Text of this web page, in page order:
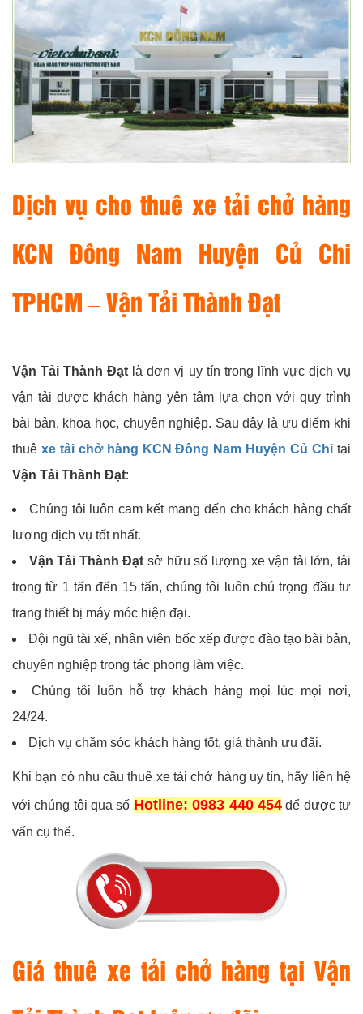
Dịch vụ cho thuê xe tải chở hàng
KCN Đông Nam Huyện Củ Chi
TPHCM –Vận Tải Thành Đạt
Vận Tải Thành Đạt là đơn vị uy tín trong lĩnh vực dịch vụ
vận tải được khách hàng yên tâm lựa chọn với quy trình
bài bản, khoa học, chuyên nghiệp. Sau đây là ưu điểm khi
thuê xe tải chở hàng KCN Đông Nam Huyện Củ Chi tại
Vận Tải Thành Đạt:
Chúng tôi luôn cam kết mang đến cho khách hàng chất
lượng dịch vụ tốt nhất.
Vận Tải Thành Đạtsở hữu số lượng xe vận tải lớn, tải
trọng từ 1 tấn đến 15 tấn, chúng tôi luôn chú trọng đầu tư
trang thiết bị máy móc hiện đại.
Đội ngũ tài xế, nhân viên bốc xếp được đào tạo bài bản,
chuyên nghiệp trong tác phong làm việc.
Chúng tôi luôn hỗ trợ khách hàng mọi lúc mọi nơi,
24/24.
Dịch vụ chăm sóc khách hàng tốt, giá thành ưu đãi.
Khi bạn có nhu cầu thuê xe tải chở hàng uy tín, hãy liên hệ
với chúng tôi qua số Hotline: 0983 440 454để được tư
vấn cụ thể.
Giá thuê xe tải chở hàng tại Vận